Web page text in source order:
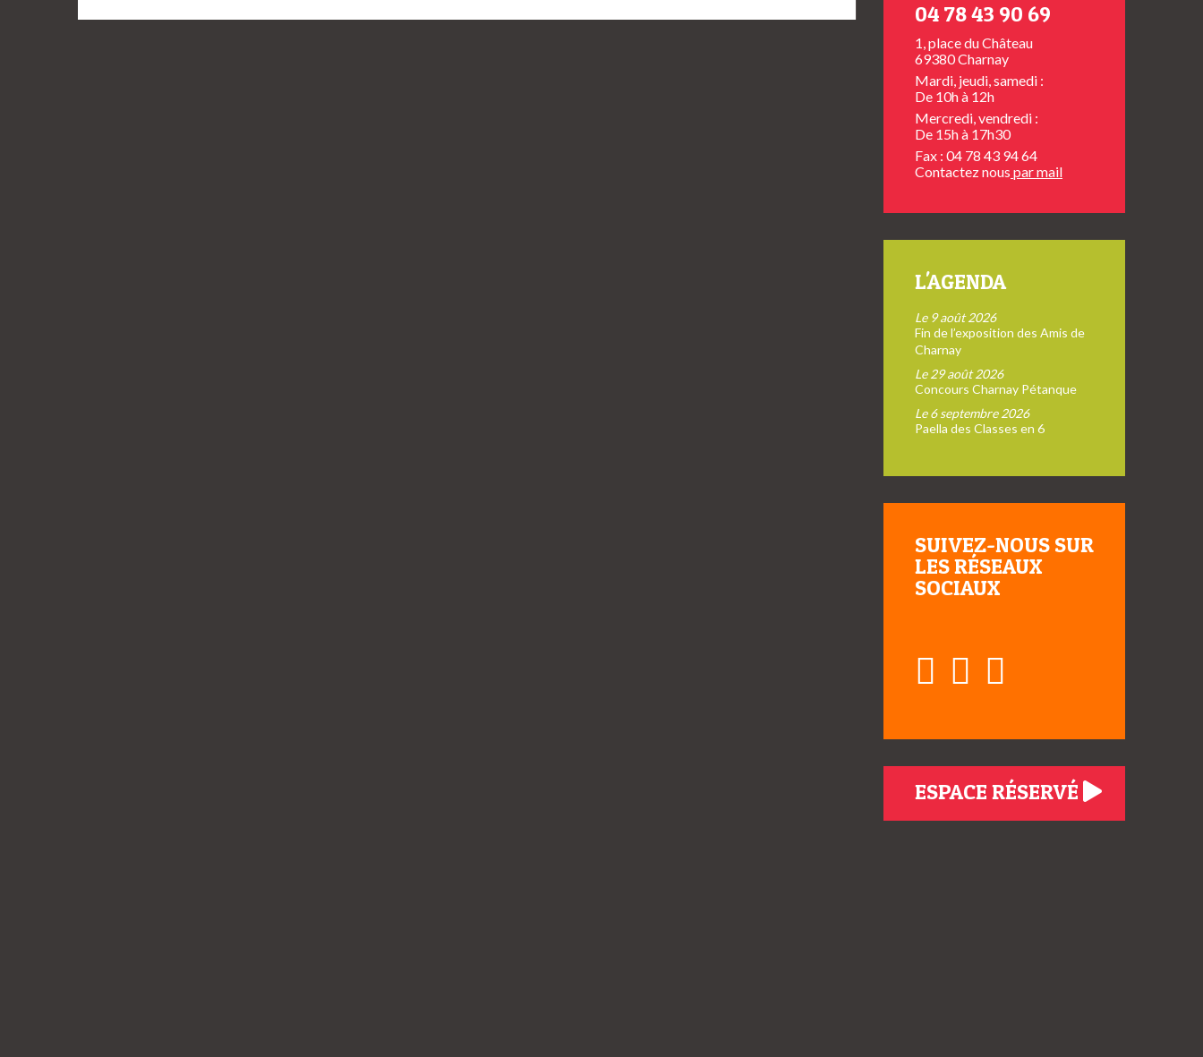
04 78 43 90 69
1, place du Château
69380 Charnay
Mardi, jeudi, samedi :
De 10h à 12h
Mercredi, vendredi :
De 15h à 17h30
Fax : 04 78 43 94 64
Contactez nous par mail
L'AGENDA
Le 9 août 2026
Fin de l’exposition des Amis de
Charnay
Le 29 août 2026
Concours Charnay Pétanque
Le 6 septembre 2026
Paella des Classes en 6
SUIVEZ-NOUS SUR
LES RÉSEAUX
SOCIAUX
ESPACE RÉSERVÉ